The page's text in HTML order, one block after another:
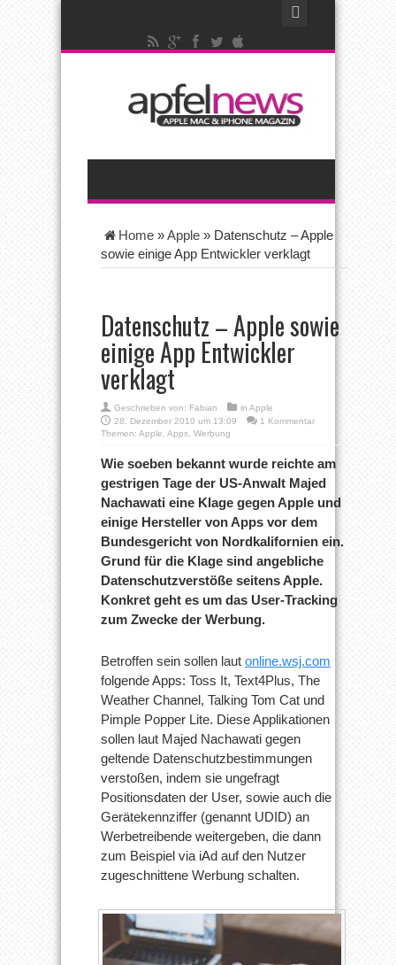
Home »Apple » Datenschutz – Apple
sowie einige App Entwickler verklagt
Datenschutz – Apple sowie
einige App Entwickler
verklagt
Geschrieben von: Fabian in Apple
28. Dezember 2010 um 13:09
1 Kommentar
Themen: Apple Apps Werbung
Wie soeben bekannt wurde reichte am
gestrigen Tage der US-Anwalt Majed
Nachawati eine Klage gegen Apple und
einige Hersteller von Apps vor dem
Bundesgericht von Nordkalifornien ein.
Grund für die Klage sind angebliche
Datenschutzverstöße seitens Apple.
Konkret geht es um das User-Tracking
zum Zwecke der Werbung.
Betroffen sein sollen laut online.wsj.com
folgende Apps: Toss It, Text4Plus, The
Weather Channel, Talking Tom Cat und
Pimple Popper Lite. Diese Applikationen
sollen laut Majed Nachawati gegen
geltende Datenschutzbestimmungen
verstoßen, indem sie ungefragt
Positionsdaten der User, sowie auch die
Gerätekennziffer (genannt UDID) an
Werbetreibende weitergeben, die dann
zum Beispiel via iAd auf den Nutzer
zugeschnittene Werbung schalten.